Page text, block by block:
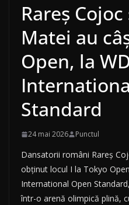
Rareș
Matei au
Open, la
Standard
24 mai 2026 Punctul
Dansatorii români Rareș
obținut locul I la Tokyo
International Open
într-o arenă olimpică plină,